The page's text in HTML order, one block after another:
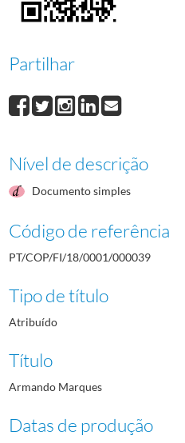
000040
Francisco Rodrigues Júnior
000041Duarte Bello
000043
(...)
Partilhar
Nível de descrição
Documento simples
Código de referência
PT/COP/FI/18/0001/000039
Tipo de título
Atribuído
Título
Armando Marques
Datas de produção